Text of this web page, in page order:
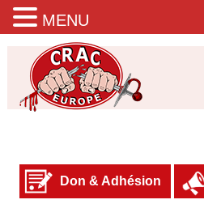
Don & Adhésion
MENU